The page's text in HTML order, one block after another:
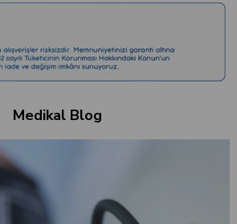
Medikal Blog